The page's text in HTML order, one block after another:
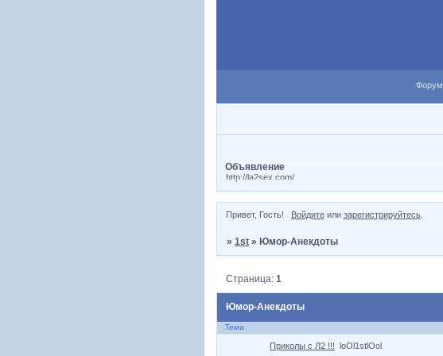
Форум
Объявление
http://la2sex.com/
Привет, Гость! Войдитеили зарегистрируйтесь.
»1st » Юмор-Анекдоты
Юмор-Анекдоты
Страница:1
Тема
Приколы с Л2 !!! loOl1stlOol